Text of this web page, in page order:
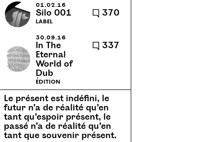
conapt
concert
concerts
confortable l'évidence
contextuel
corps 72
cuisine
cuve
danse
dispersion
diy
dub
dyslexies
echotope
école
écologie
écriture collective
edition
édition
éditions
emesal
encre et lumière
01.02.16
Silo 001
label
🗨 370
30.09.16
In The
Eternal
World of
Dub
édition
🗨 337
Le présent est indéfini, le
futur n’a de réalité qu’en
tant qu’espoir présent, le
passé n’a de réalité qu’en
tant que souvenir présent.